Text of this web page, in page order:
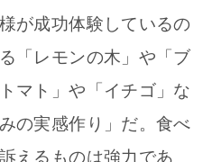
が成功体験しているの
「レモンの木」や「ブ
マト」や「イチゴ」な
の実感作り」だ。食べ
えるものは強力であ